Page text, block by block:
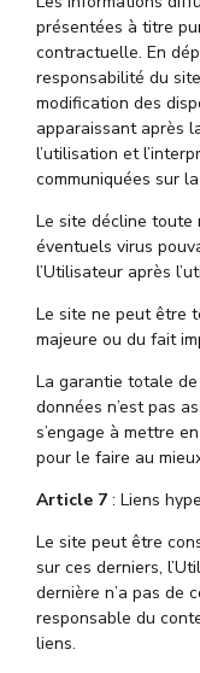
présentées à titre
contractuelle. En
responsabilité du
modification des
apparaissant après
l’utilisation et
communiquées sur
Le site décline toute
éventuels virus
l’Utilisateur après
Le site ne peut être
majeure ou du fait
La garantie totale
données n’est pas
s’engage à mettre
pour le faire au
Article 7 : Liens
Le site peut être
sur ces derniers,
dernière n’a pas de
responsable du
liens.